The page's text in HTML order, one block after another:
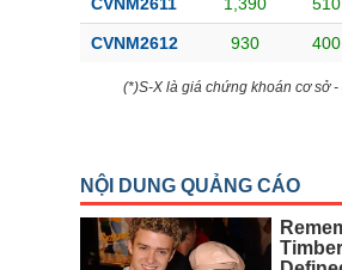
CVNM2612 930
(*)S-X là giá chứng khoán cơ sở